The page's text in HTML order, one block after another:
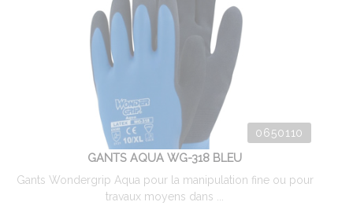
0650110
GANTS AQUA WG-318 BLEU
Gants Wondergrip Aqua pour la manipulation fine ou pour
travaux moyens dans ...